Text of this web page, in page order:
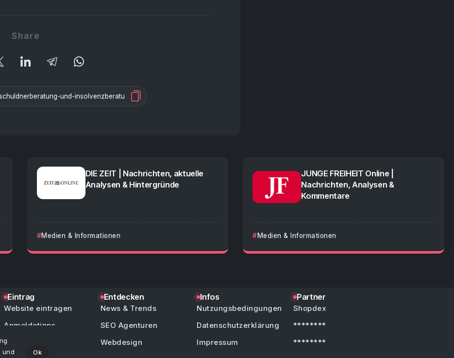
Share
DIE ZEIT | Nachrichten, aktuelle
Analysen & Hintergründe
Medien & Informationen
JUNGE FREIHEIT Online |
Nachrichten, Analysen &
Kommentare
Medien & Informationen
Eintrag
Website eintragen
Anmeldetipps
FAQ / Hilfe
Entdecken
News & Trends
SEO Agenturen
Webdesign
Infos
Nutzungsbedingungen
Datenschutzerklärung
Impressum
Partner
Shopdex
********
********
und Ok